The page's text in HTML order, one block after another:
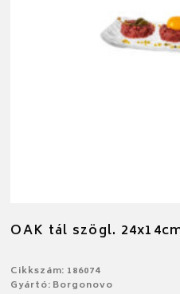
OAK tál szögl.
Cikkszám: 186074
Gyártó: Borgonovo